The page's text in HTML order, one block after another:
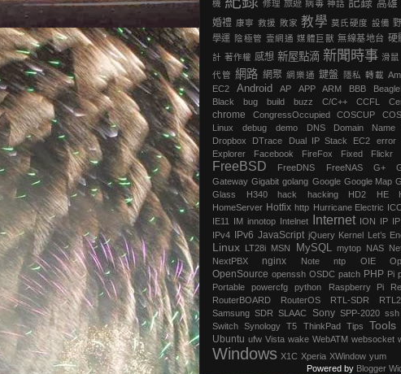
機 修理 旅遊 病毒 神話 高雄
婚禮 康寧 救援 敗家 教學 莫氏硬度 設備
學運 陰極管 壹網通 媒體巨獸 無線基地台 硬
計 著作權 感想 新屋點滴 新聞時事 滑鼠
代管 網路 網聚 網樂通 鍵盤 隱私 轉載
EC2
Android AP APP ARM BBB
Black
bug build buzz C/C++ CCFL
chrome ‎CongressOccupied COSCUP
Linux
debug demo DNS
Domain Name
Dropbox
DTrace Dual IP Stack EC2
error
Explorer
Facebook FireFox Fixed Flickr
FreeBSD FreeDNS FreeNAS G+
Gateway Gigabit golang Google Google Map
Glass
H340 hack hacking HD2 HE
HomeServer Hotfix http Hurricane Electric
IE11
IM innotop Intelnet Internet ION IP
IPv4 IPv6 JavaScript jQuery Kernel Let’s
Linux LT28i MSN MySQL mytop NAS
NextPBX
nginx Note ntp OIE
OpenSource openssh OSDC patch PHP Pi
Portable
powercfg python Raspberry Pi
RouterBOARD
RouterOS RTL-SDR
Samsung SDR SLAAC Sony SPP-2020 ssh
Switch Synology T5 ThinkPad Tips Tools
Ubuntu ufw Vista wake WebATM websocket
Windows X1C Xperia XWindow yum
Powered by Blogger